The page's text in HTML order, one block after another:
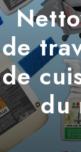
de
de
du